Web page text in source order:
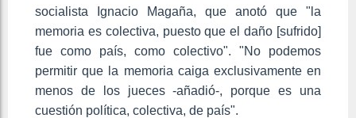
socialista Ignacio Magaña, que anotó que "la
memoria es colectiva, puesto que el daño [sufrido]
fue como país, como colectivo". "No podemos
permitir que la memoria caiga exclusivamente en
menos de los jueces -añadió-, porque es una
cuestión política, colectiva, de país".